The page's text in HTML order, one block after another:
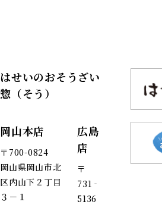
はせいのおそうざい
惣（そう）
岡山本店
〒700-0824
岡山県岡山市北
区内山下２丁目
３－１
広島
店
〒
731‐
5136